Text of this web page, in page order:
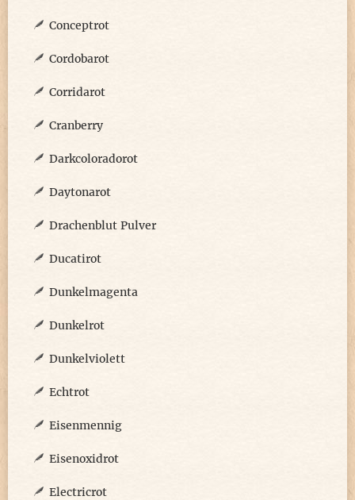
Conceptrot
Cordobarot
Corridarot
Cranberry
Darkcoloradorot
Daytonarot
Drachenblut Pulver
Ducatirot
Dunkelmagenta
Dunkelrot
Dunkelviolett
Echtrot
Eisenmennig
Eisenoxidrot
Electricrot